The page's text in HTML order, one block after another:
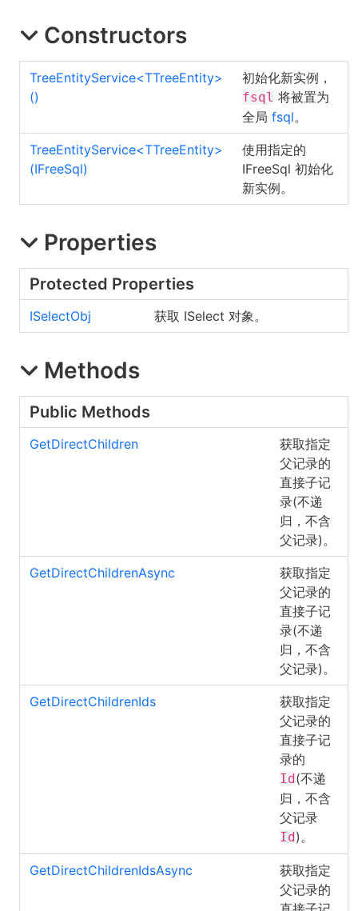
Constructors
TreeEntityService<TTreeEntity>
()
初始化新实例，
fsql 将被置为
全局 fsql。
TreeEntityService<TTreeEntity>
(IFreeSql)
使用指定的
IFreeSql 初始化
新实例。
Properties
Protected Properties
ISelectObj 获取 ISelect 对象。
Methods
Public Methods
GetDirectChildren
获取指定
父记录的
直接子记
录(不递
归，不含
父记录)。
GetDirectChildrenAsync
获取指定
父记录的
直接子记
录(不递
归，不含
父记录)。
GetDirectChildrenIds
获取指定
父记录的
直接子记
录的
Id (不递
归，不含
父记录
Id )。
GetDirectChildrenIdsAsync
获取指定
父记录的